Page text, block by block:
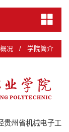
况 / 学院简介
贵州省机械电子工